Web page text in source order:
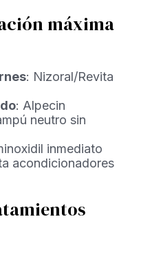
máxima
: Nizoral/Revita
: Alpecin
neutro sin
inmediato
acondicionadores